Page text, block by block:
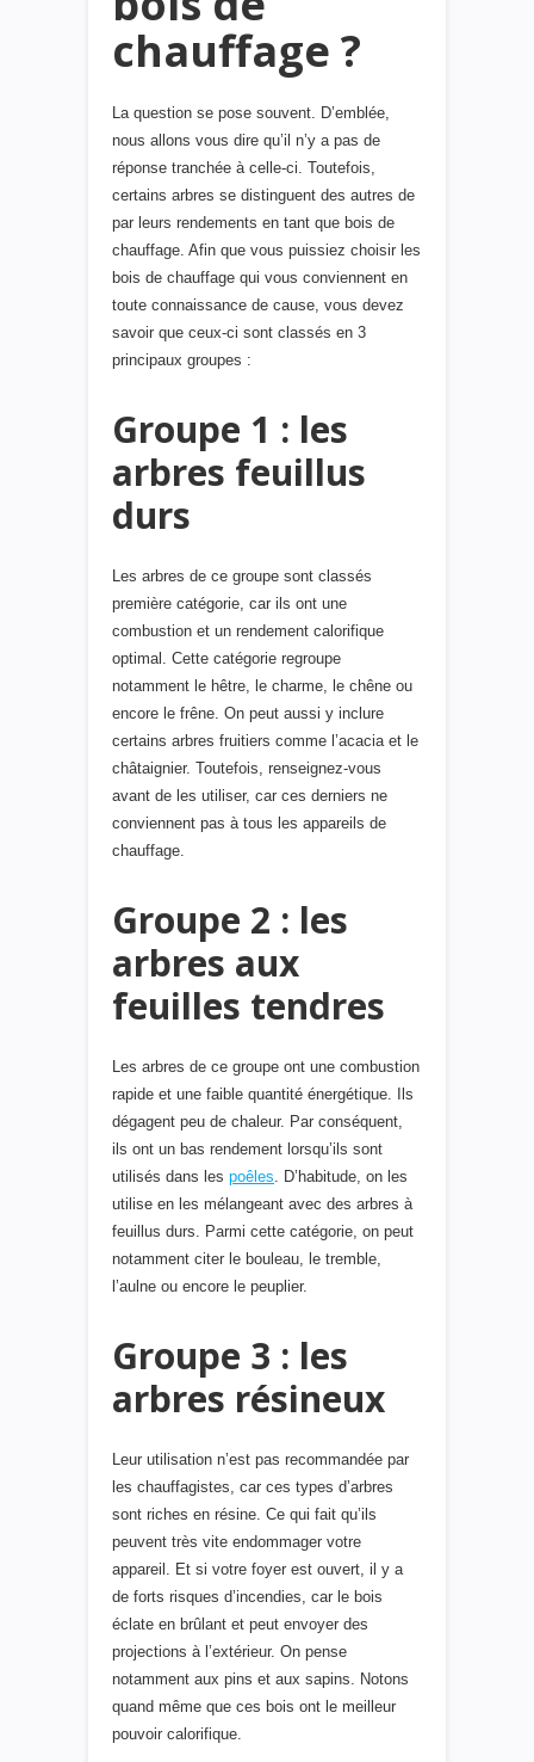
chauffage ?
La question se pose souvent. D’emblée,
nous allons vous dire qu’il n’y a pas de
réponse tranchée à celle-ci. Toutefois,
certains arbres se distinguent des autres de
par leurs rendements en tant que bois de
chauffage. Afin que vous puissiez choisir les
bois de chauffage qui vous conviennent en
toute connaissance de cause, vous devez
savoir que ceux-ci sont classés en 3
principaux groupes :
Groupe 1 : les
arbres feuillus
durs
Les arbres de ce groupe sont classés
première catégorie, car ils ont une
combustion et un rendement calorifique
optimal. Cette catégorie regroupe
notamment le hêtre, le charme, le chêne ou
encore le frêne. On peut aussi y inclure
certains arbres fruitiers comme l’acacia et le
châtaignier. Toutefois, renseignez-vous
avant de les utiliser, car ces derniers ne
conviennent pas à tous les appareils de
chauffage.
Groupe 2 : les
arbres aux
feuilles tendres
Les arbres de ce groupe ont une combustion
rapide et une faible quantité énergétique. Ils
dégagent peu de chaleur. Par conséquent,
ils ont un bas rendement lorsqu’ils sont
utilisés dans les poêles. D’habitude, on les
utilise en les mélangeant avec des arbres à
feuillus durs. Parmi cette catégorie, on peut
notamment citer le bouleau, le tremble,
l’aulne ou encore le peuplier.
Groupe 3 : les
arbres résineux
Leur utilisation n’est pas recommandée par
les chauffagistes, car ces types d’arbres
sont riches en résine. Ce qui fait qu’ils
peuvent très vite endommager votre
appareil. Et si votre foyer est ouvert, il y a
de forts risques d’incendies, car le bois
éclate en brûlant et peut envoyer des
projections à l’extérieur. On pense
notamment aux pins et aux sapins. Notons
quand même que ces bois ont le meilleur
pouvoir calorifique.